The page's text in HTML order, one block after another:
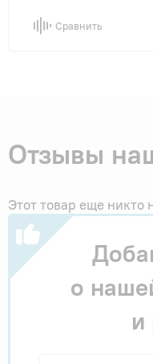
Сравнить
Отзывы
Этот товар еще никто
о
и